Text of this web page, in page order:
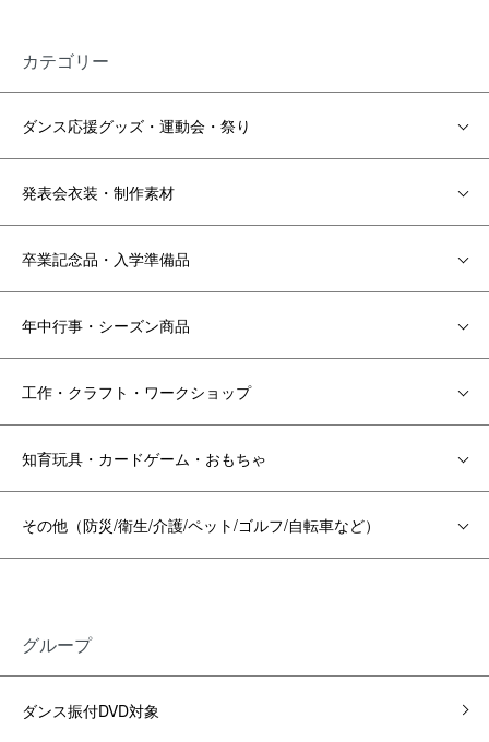
カテゴリー
ダンス応援グッズ・運動会・祭り
発表会衣装・制作素材
卒業記念品・入学準備品
年中行事・シーズン商品
工作・クラフト・ワークショップ
知育玩具・カードゲーム・おもちゃ
その他（防災/衛生/介護/ペット/ゴルフ/自転車など）
グループ
ダンス振付DVD対象